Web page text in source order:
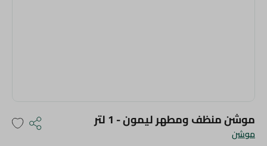
موشن
موشن منظف ومطهر ليمون - 1 لتر